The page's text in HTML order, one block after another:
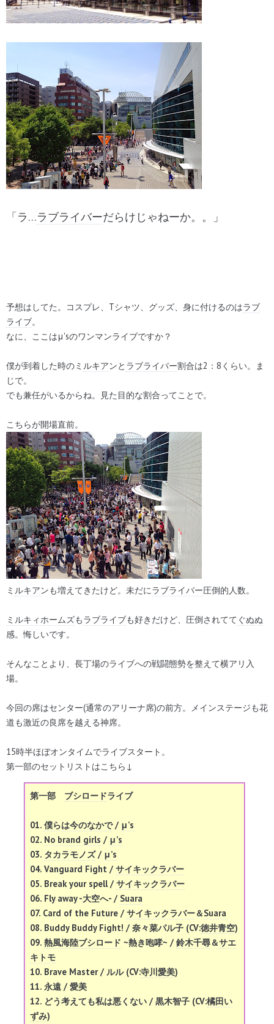
「ラ…ラブライバーだらけじゃねーか。。」
予想はしてた。コスプレ、Tシャツ、グッズ、身に付けるのはラブ
ライブ。
なに、ここはμ'sのワンマンライブですか？
僕が到着した時のミ ルキアンと ラブライバー割合は2：8くらい。ま
じで。
でも兼任がいるからね。見た目的な割合ってことで。
こちらが開場直前。
ミ ルキアンも増えてきたけど。未だにラブライバー圧倒的人数。
ミルキィホームズもラブライブも好きだけど、圧倒されてて ぐぬぬ
感。悔しいです。
そんなことより、長丁場のライブへの戦闘態勢を整えて横アリ入
場。
今回の席はセンター(通常のアリーナ席)の前方。メインステージも花
道も激近の良席を越える神席。
15時半ほぼオンタイムでライブスタート。
第一部のセットリストはこちら↓
第一部 ブシロードライブ
01. 僕らは今のなかで/ μ’s
02. No brand girls / μ’s
03. タカラモノズ/ μ’s
04. Vanguard Fight / サイキックラバー
05. Break your spell / サイキックラバー
06. Fly away -大空へ- / Suara
07. Card of the Future / サイキックラバー＆Suara
08. Buddy Buddy Fight! / 奈々菜パル子 (CV:徳井青空)
09. 熱風海陸ブシロード ~熱き咆哮~ / 鈴木千尋＆サエ
キトモ
10. Brave Master / ルル (CV:寺川愛美)
11. 永遠 / 愛美
12. どう考えても私は悪くない / 黒木智子 (CV:橘田い
ずみ)